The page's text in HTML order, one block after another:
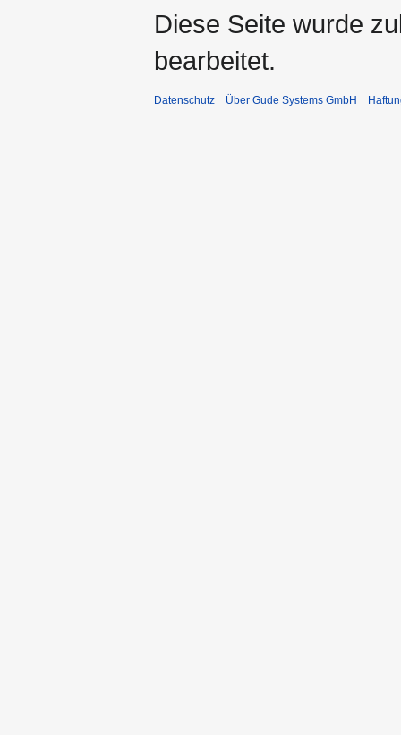
Diese Seite wurde
bearbeitet.
Datenschutz Über Gude Systems GmbH